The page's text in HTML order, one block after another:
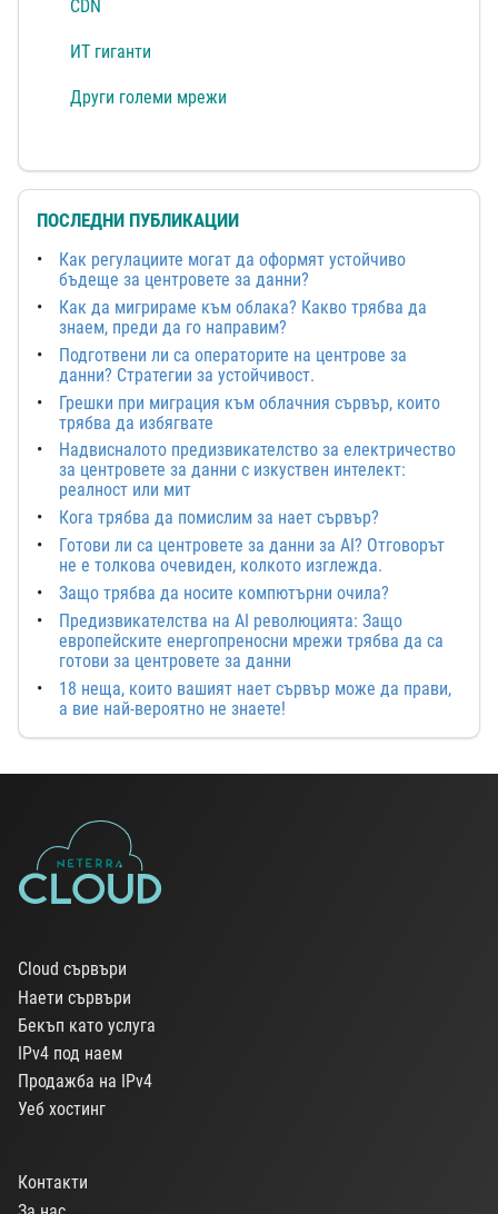
CDN
ИТ гиганти
Други големи мрежи
ПОСЛЕДНИ ПУБЛИКАЦИИ
Как регулациите могат да оформят устойчиво
бъдеще за центровете за данни?
Как да мигрираме към облака? Какво трябва да
знаем, преди да го направим?
Подготвени ли са операторите на центрове за
данни? Стратегии за устойчивост.
Грешки при миграция към облачния сървър, които
трябва да избягвате
Надвисналото предизвикателство за електричество
за центровете за данни с изкуствен интелект:
реалност или мит
Кога трябва да помислим за нает сървър?
Готови ли са центровете за данни за AI? Отговорът
не е толкова очевиден, колкото изглежда.
Защо трябва да носите компютърни очила?
Предизвикателства на AI революцията: Защо
европейските енергопреносни мрежи трябва да са
готови за центровете за данни
18 неща, които вашият нает сървър може да прави,
а вие най-вероятно не знаете!
Cloud сървъри
Наети сървъри
Бекъп като услуга
IPv4 под наем
Продажба на IPv4
Уеб хостинг
Контакти